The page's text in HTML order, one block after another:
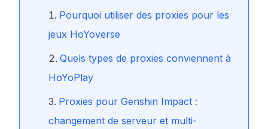
Pourquoi utiliser des proxies pour les
jeux HoYoverse
Quels types de proxies conviennent à
HoYoPlay
Proxies pour Genshin Impact :
changement de serveur et multi-